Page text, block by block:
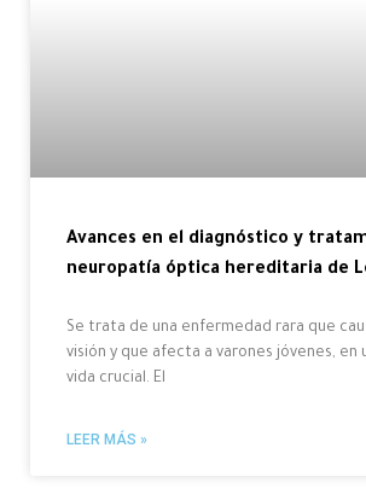
Avances en el diagnóstico y
neuropatía óptica hereditaria de
Se trata de una enfermedad rara que
visión y que afecta a varones jóvenes, en
vida crucial. El
LEER MÁS »